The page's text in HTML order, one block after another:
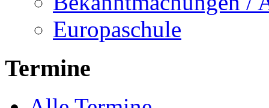
Europaschule
Termine